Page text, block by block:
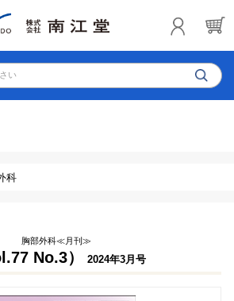
い
科
胸部外科≪月刊≫
No.3） 2024年3月号